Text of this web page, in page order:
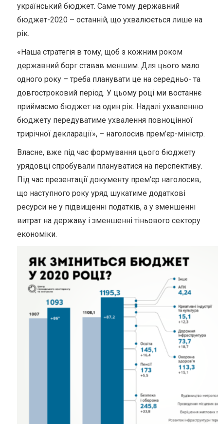
український бюджет. Саме тому державний
бюджет-2020 – останній, що ухвалюється лише на
рік.
«Наша стратегія в тому, щоб з кожним роком
державний борг ставав меншим. Для цього мало
одного року – треба планувати це на середньо- та
довгостроковий період. У цьому році ми востаннє
приймаємо бюджет на один рік. Надалі ухваленню
бюджету передуватиме ухвалення повноцінної
трирічної декларації», – наголосив прем’єр-міністр.
Власне, вже під час формування цього бюджету
урядовці спробували плануватися на перспективу.
Під час презентації документу прем’єр наголосив,
що наступного року уряд шукатиме додаткові
ресурси не у підвищенні податків, а у зменшенні
витрат на державу і зменшенні тіньового сектору
економіки.